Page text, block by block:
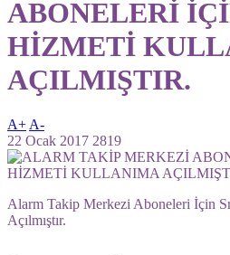
ABONELERİ
HİZMETİ
AÇILMIŞTIR.
A+ A-
22 Ocak 2017 2819
Alarm Takip Merkezi Aboneleri İçin
Açılmıştır.